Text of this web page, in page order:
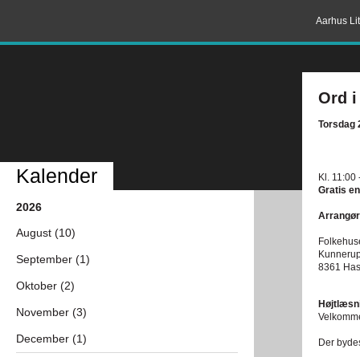
Aarhus
Ord i
Torsdag
Kl. 11:00
Gratis
8361
Der
Kalender
2026
August (10)
September (1)
Oktober (2)
November (3)
December (1)